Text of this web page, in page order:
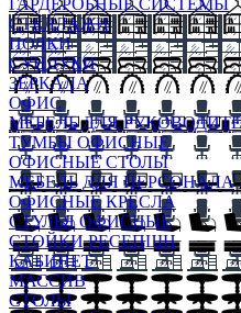
ГАРДЕРОБНЫЕ СИСТЕМЫ
СТЕЛЛАЖИ
ПОЛКИ
СУНДУКИ
ЗЕРКАЛА
ОФИС
МЕБЕЛЬ ДЛЯ
ТУМБЫ ОФИСНЫЕ
ОФИСНЫЕ СТОЛЫ
МЕБЕЛЬ ДЛЯ ПЕРСОНАЛА
ОФИСНЫЕ КРЕСЛА
СТУЛЬЯ ОФИСНЫЕ
СТОЙКИ РЕСЕПШН
КАБИНЕТ
МАССИВ
СТОЛЫ